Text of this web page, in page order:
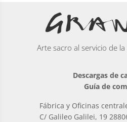
Arte sacro al servicio de
Descargas de
Guía de
Fábrica y Oficinas
C/ Galileo Galilei, 19